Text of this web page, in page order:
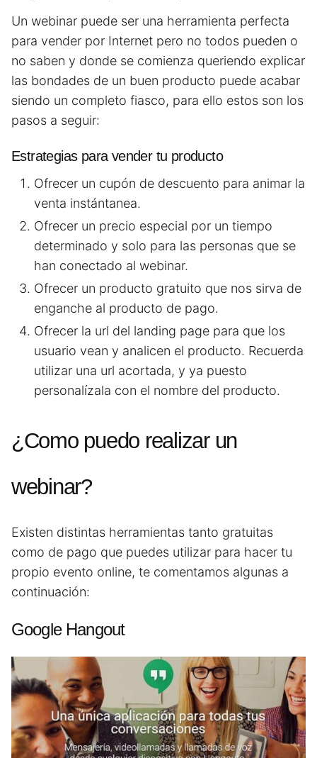
Un webinar puede ser una herramienta perfecta
para vender por Internet pero no todos pueden o
no saben y donde se comienza queriendo explicar
las bondades de un buen producto puede acabar
siendo un completo fiasco, para ello estos son los
pasos a seguir:
Estrategias para vender tu producto
Ofrecer un cupón de descuento para animar la
venta instántanea.
Ofrecer un precio especial por un tiempo
determinado y solo para las personas que se
han conectado al webinar.
Ofrecer un producto gratuito que nos sirva de
enganche al producto de pago.
Ofrecer la url del landing page para que los
usuario vean y analicen el producto. Recuerda
utilizar una url acortada, y ya puesto
personalízala con el nombre del producto.
¿Como puedo realizar un
webinar?
Existen distintas herramientas tanto gratuitas
como de pago que puedes utilizar para hacer tu
propio evento online, te comentamos algunas a
continuación:
Google Hangout